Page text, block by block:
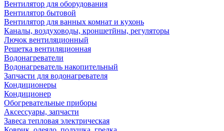
Вентилятор для оборудования
Вентилятор бытовой
Вентилятор для ванных комнат и кухонь
Каналы, воздуховоды, кроншетйны, регуляторы
Лючок вентиляционный
Решетка вентиляционная
Водонагреватели
Водонагреватель накопительный
Запчасти для водонагревателя
Кондиционеры
Кондиционер
Обогревательные приборы
Аксессуары, запчасти
Завеса тепловая электрическая